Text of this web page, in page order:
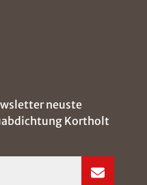
neuste
Kortholt